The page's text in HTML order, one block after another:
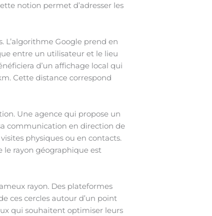
notion permet d’adresser les
L’algorithme Google prend en
entre un utilisateur et le lieu
d’un affichage local qui
Cette distance correspond
Une agence qui propose un
communication en direction de
physiques ou en contacts.
le rayon géographique est
rayon. Des plateformes
ces cercles autour d’un point
qui souhaitent optimiser leurs